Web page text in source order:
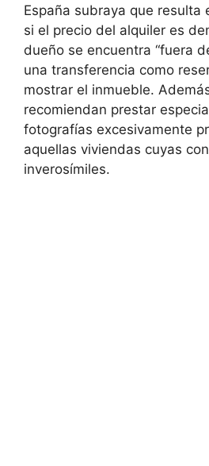
España subraya que resulta
si el precio del alquiler es
dueño se encuentra “fuera
una transferencia como
mostrar el inmueble.
recomiendan prestar
fotografías excesivamente
aquellas viviendas cuyas
inverosímiles.